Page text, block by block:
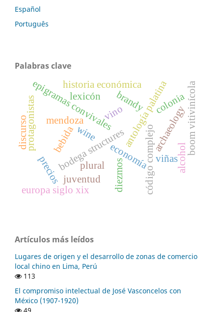
Español
Português
Palabras clave
epigramas convivalesantología palatina
vino
código complejo
plural
wine
brandy
bodega structures archaeology
colonia
precios economía
historia económica
diezmos
boom vitivinícola
mendoza
protagonistas
europa siglo xix
viñas
discurso
lexicón
bebida
alcohol
juventud
Artículos más leídos
Lugares de origen y el desarrollo de zonas de comercio
local chino en Lima, Perú
113
El compromiso intelectual de José Vasconcelos con
México (1907-1920)
49